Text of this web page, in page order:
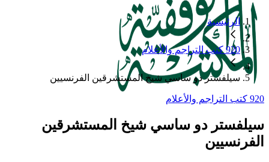
الرئيسية
920 كتب التراجم والأعلام
سيلفستر دو ساسي شيخ المستشرقين الفرنسيين
920 كتب التراجم والأعلام
سيلفستر دو ساسي شيخ المستشرقين
الفرنسيين